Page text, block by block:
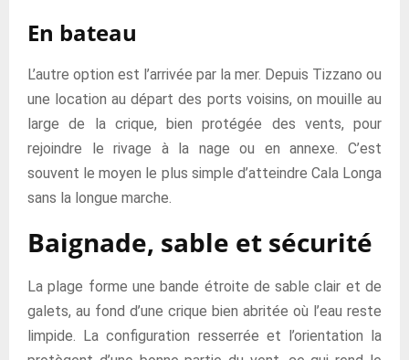
En bateau
L’autre option est l’arrivée par la mer. Depuis Tizzano ou
une location au départ des ports voisins, on mouille au
large de la crique, bien protégée des vents, pour
rejoindre le rivage à la nage ou en annexe. C’est
souvent le moyen le plus simple d’atteindre Cala Longa
sans la longue marche.
Baignade, sable et sécurité
La plage forme une bande étroite de sable clair et de
galets, au fond d’une crique bien abritée où l’eau reste
limpide. La configuration resserrée et l’orientation la